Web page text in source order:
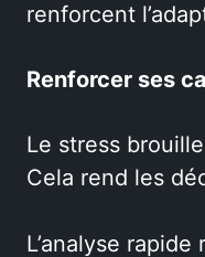
renforcent
Renforcer ses
Le stress
Cela rend les
L’analyse